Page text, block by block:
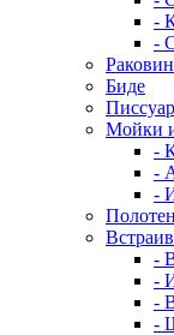
-
-
Биде
Мойки
-
-
-
-
-
-
-